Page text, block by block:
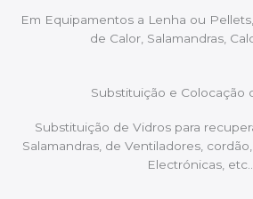
Em Equipamentos a Lenha ou
de Calor, Salamandras,
Substituição e Colocação
Substituição de Vidros para
Salamandras, de Ventiladores,
Electrónicas, etc..